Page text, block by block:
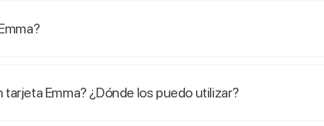
Emma? ¿Dónde los puedo utilizar?